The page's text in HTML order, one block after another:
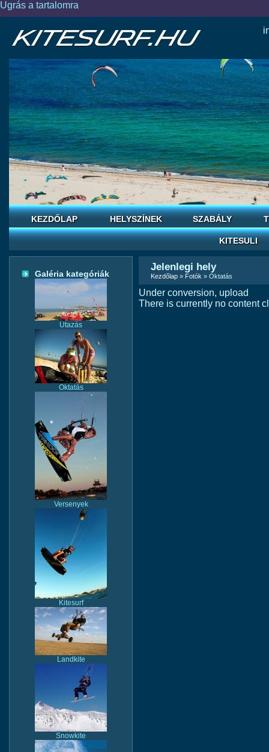
Ugrás a tartalomra
KEZDŐLAP HELYSZÍNEK SZABÁLY
KITESULI
Galéria kategóriák
Utazás
Oktatás
Versenyek
Kitesurf
Landkite
Snowkite
Jelenlegi hely
Kezdőlap » Fotók » Oktatás
Under conversion, upload
There is currently no content